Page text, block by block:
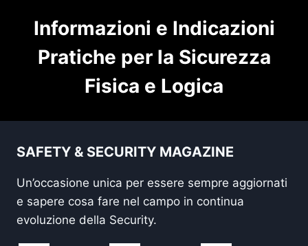
Informazioni e Indicazioni
Pratiche per la Sicurezza
Fisica e Logica
SAFETY & SECURITY MAGAZINE
Un’occasione unica per essere sempre aggiornati
e sapere cosa fare nel campo in continua
evoluzione della Security.